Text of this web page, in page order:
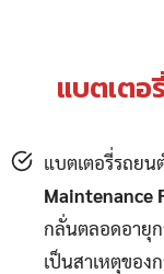
แบตเตอ
แบตเตอรี่รถยน
Maintenance
กลั่นตลอดอายุก
เป็นสาเหตุของ